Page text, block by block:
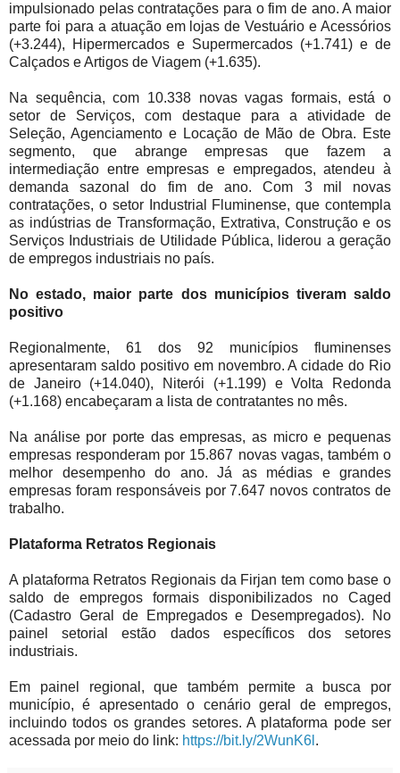
impulsionado pelas contratações para o fim de ano. A maior
parte foi para a atuação em lojas de Vestuário e Acessórios
(+3.244), Hipermercados e Supermercados (+1.741) e de
Calçados e Artigos de Viagem (+1.635).
Na sequência, com 10.338 novas vagas formais, está o
setor de Serviços, com destaque para a atividade de
Seleção, Agenciamento e Locação de Mão de Obra. Este
segmento, que abrange empresas que fazem a
intermediação entre empresas e empregados, atendeu à
demanda sazonal do fim de ano. Com 3 mil novas
contratações, o setor Industrial Fluminense, que contempla
as indústrias de Transformação, Extrativa, Construção e os
Serviços Industriais de Utilidade Pública, liderou a geração
de empregos industriais no país.
No estado, maior parte dos municípios tiveram saldo
positivo
Regionalmente, 61 dos 92 municípios fluminenses
apresentaram saldo positivo em novembro. A cidade do Rio
de Janeiro (+14.040), Niterói (+1.199) e Volta Redonda
(+1.168) encabeçaram a lista de contratantes no mês.
Na análise por porte das empresas, as micro e pequenas
empresas responderam por 15.867 novas vagas, também o
melhor desempenho do ano. Já as médias e grandes
empresas foram responsáveis por 7.647 novos contratos de
trabalho.
Plataforma Retratos Regionais
A plataforma Retratos Regionais da Firjan tem como base o
saldo de empregos formais disponibilizados no Caged
(Cadastro Geral de Empregados e Desempregados). No
painel setorial estão dados específicos dos setores
industriais.
Em painel regional, que também permite a busca por
município, é apresentado o cenário geral de empregos,
incluindo todos os grandes setores. A plataforma pode ser
acessada por meio do link: https://bit.ly/2WunK6l .